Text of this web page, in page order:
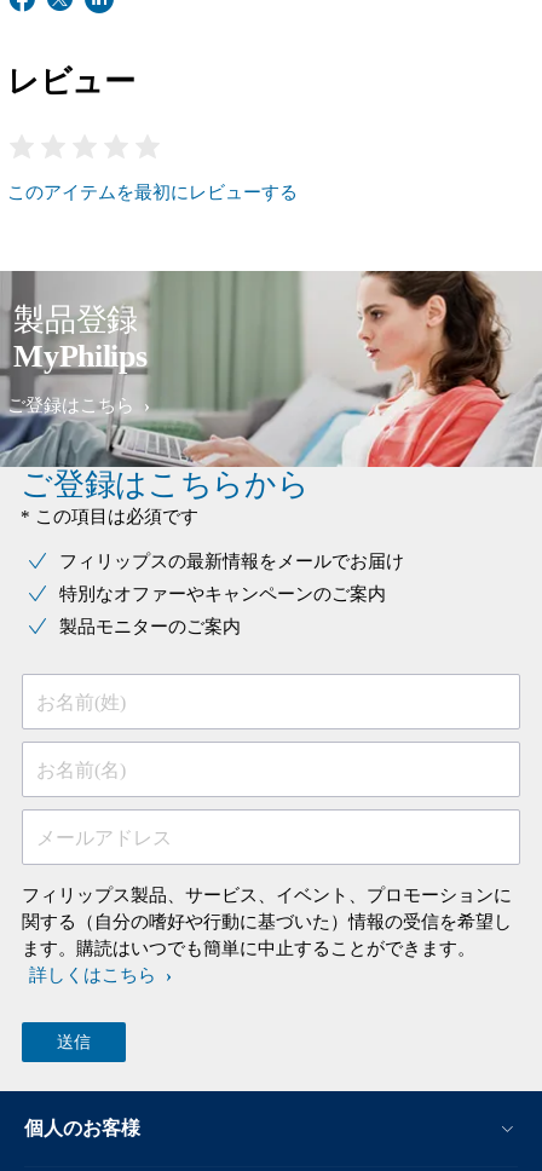
レビュー
このアイテムを最初にレビューする
製品登録
MyPhilips
ご登録はこちら
ご登録はこちらから
* この項目は必須です
フィリップスの最新情報をメールでお届け
特別なオファーやキャンペーンのご案内
製品モニターのご案内
お名前(姓)
お名前(名)
メールアドレス
フィリップス製品、サービス、イベント、プロモーションに
関する（自分の嗜好や行動に基づいた）情報の受信を希望し
ます。購読はいつでも簡単に中止することができます。
詳しくはこちら
個人のお客様